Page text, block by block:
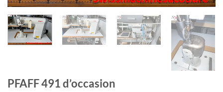
PFAFF 491 d’occasion